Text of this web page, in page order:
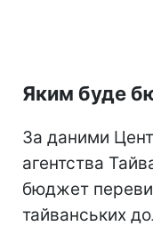
Яким буде
За даними
агентства
бюджет
тайванських